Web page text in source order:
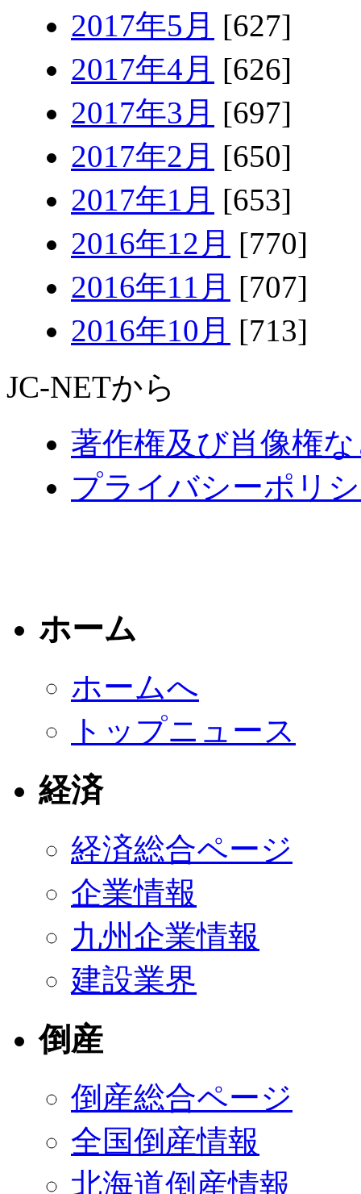
2017年5月 [627]
2017年4月 [626]
2017年3月 [697]
2017年2月 [650]
2017年1月 [653]
2016年12月 [770]
2016年11月 [707]
2016年10月 [713]
JC-NETから
著作権及び肖像権
プライバシーポリ
ホーム
ホームへ
トップニュース
経済
経済総合ページ
企業情報
九州企業情報
建設業界
倒産
倒産総合ページ
全国倒産情報
北海道倒産情報